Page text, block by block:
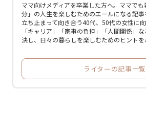
ママ向けメディアを卒業した方へ。ママで
分」の人生を楽しむためのエールになる記
立ち止まって向き合う40代、50代の女性に向
「キャリア」「家事の負担」「人間関係」
決し、日々の暮らしを楽しむためのヒントを
ライターの記事一覧